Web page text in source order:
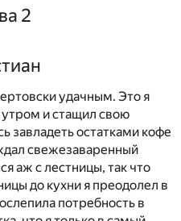
2
удачным. Это я
утром и стащил свою
завладеть остатками кофе
свежезаваренный
аж с лестницы, так что
до кухни я преодолел в
потребность в